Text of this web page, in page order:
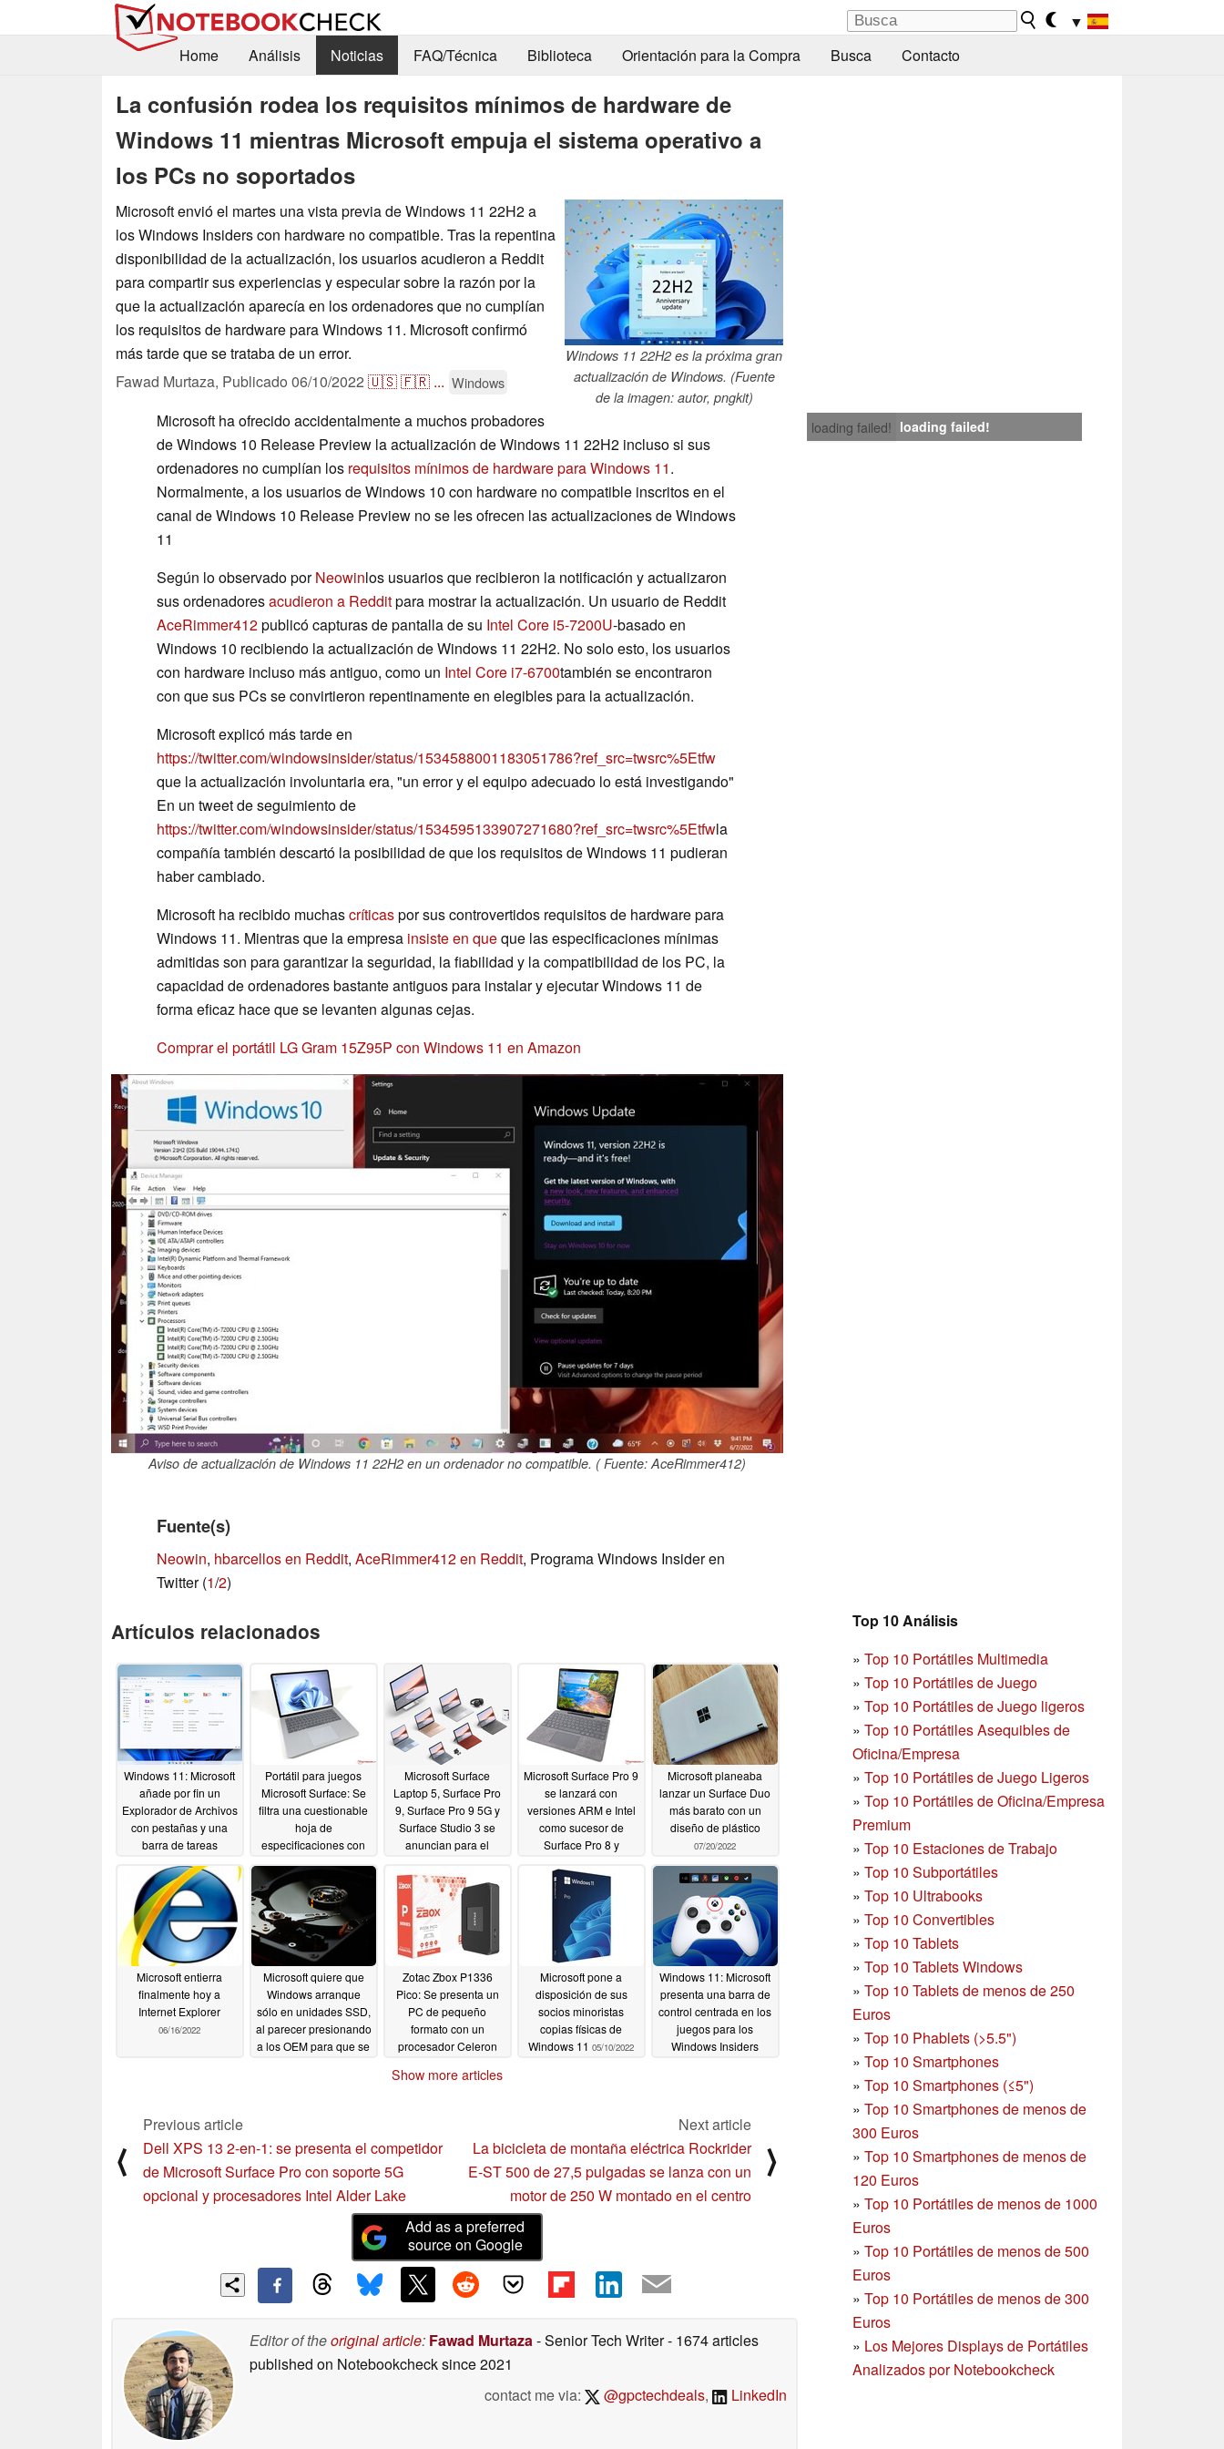
▼
Home
Análisis Noticias FAQ/Técnica Biblioteca Orientación para la Compra Busca Contacto
La confusión rodea los requisitos mínimos de hardware de
Windows 11 mientras Microsoft empuja el sistema operativo a
los PCs no soportados
Windows 11 22H2 es la próxima gran
actualización de Windows. (Fuente
de la imagen: autor, pngkit)
Microsoft envió el martes una vista previa de Windows 11 22H2 a
los Windows Insiders con hardware no compatible. Tras la repentina
disponibilidad de la actualización, los usuarios acudieron a Reddit
para compartir sus experiencias y especular sobre la razón por la
que la actualización aparecía en los ordenadores que no cumplían
los requisitos de hardware para Windows 11. Microsoft confirmó
más tarde que se trataba de un error.
Fawad Murtaza, Publicado 06/10/2022 🇺🇸🇫🇷 ... Windows
loading failed! loading failed!
Microsoft ha ofrecido accidentalmente a muchos probadores
de Windows 10 Release Preview la actualización de Windows 11 22H2 incluso si sus
ordenadores no cumplían los requisitos mínimos de hardware para Windows 11.
Normalmente, a los usuarios de Windows 10 con hardware no compatible inscritos en el
canal de Windows 10 Release Preview no se les ofrecen las actualizaciones de Windows
11
Según lo observado porNeowinlos usuarios que recibieron la notificación y actualizaron
sus ordenadoresacudieron a Redditpara mostrar la actualización. Un usuario de Reddit
AceRimmer412publicó capturas de pantalla de su Intel Core i5-7200U-basado en
Windows 10 recibiendo la actualización de Windows 11 22H2. No solo esto, los usuarios
con hardware incluso más antiguo, como un Intel Core i7-6700también se encontraron
con que sus PCs se convirtieron repentinamente en elegibles para la actualización.
Microsoft explicó más tarde en
https://twitter.com/windowsinsider/status/1534588001183051786?ref_src=twsrc%5Etfw
que la actualización involuntaria era, "un error y el equipo adecuado lo está investigando"
En un tweet de seguimiento de
https://twitter.com/windowsinsider/status/1534595133907271680?ref_src=twsrc%5Etfwla
compañía también descartó la posibilidad de que los requisitos de Windows 11 pudieran
haber cambiado.
Microsoft ha recibido muchascríticaspor sus controvertidos requisitos de hardware para
Windows 11. Mientras que la empresa insiste en queque las especificaciones mínimas
admitidas son para garantizar la seguridad, la fiabilidad y la compatibilidad de los PC, la
capacidad de ordenadores bastante antiguos para instalar y ejecutar Windows 11 de
forma eficaz hace que se levanten algunas cejas.
Comprar el portátil LG Gram 15Z95P con Windows 11 en Amazon
Aviso de actualización de Windows 11 22H2 en un ordenador no compatible. ( Fuente: AceRimmer412)
Fuente(s)
Neowin, hbarcellos en Reddit, AceRimmer412 en Reddit, Programa Windows Insider en
Twitter (1/2)
Top 10 Análisis
» Top 10 Portátiles Multimedia
» Top 10 Portátiles de Juego
» Top 10 Portátiles de Juego ligeros
» Top 10 Portátiles Asequibles de
Oficina/Empresa
» Top 10 Portátiles de Juego Ligeros
» Top 10 Portátiles de Oficina/Empresa
Premium
» Top 10 Estaciones de Trabajo
» Top 10 Subportátiles
» Top 10 Ultrabooks
» Top 10 Convertibles
» Top 10 Tablets
» Top 10 Tablets Windows
» Top 10 Tablets de menos de 250
Euros
» Top 10 Phablets (>5.5")
» Top 10 Smartphones
» Top 10 Smartphones (≤5")
» Top 10 Smartphones de menos de
300 Euros
» Top 10 Smartphonesde menos de
120 Euros
» Top 10 Portátiles de menos de 1000
Euros
» Top 10 Portátiles de menos de 500
Euros
» Top 10 Portátiles de menos de 300
Euros
» Los Mejores Displays de Portátiles
Analizados por Notebookcheck
Artículos relacionados
Windows 11: Microsoft
añade por fin un
Explorador de Archivos
con pestañas y una
barra de tareas
cambios10/20/2022
Portátil para juegos
Microsoft Surface: Se
filtra una cuestionable
hoja de
especificaciones con
NVIDIA GeForce RTX
3070 Ti09/13/2022
Microsoft Surface
Laptop 5, Surface Pro
9, Surface Pro 9 5G y
Surface Studio 3 se
anuncian para el
otoño09/06/2022
Microsoft Surface Pro 9
se lanzará con
versiones ARM e Intel
como sucesor de
Surface Pro 8 y
Microsoft planeaba
lanzar un Surface Duo
más barato con un
diseño de plástico
07/20/2022
Microsoft entierra
finalmente hoy a
Internet Explorer
06/16/2022
Microsoft quiere que
Windows arranque
sólo en unidades SSD,
al parecer presionando
a los OEM para que se
Zotac Zbox P1336
Pico: Se presenta un
PC de pequeño
formato con un
procesador Celeron
soporte para doble
Microsoft pone a
disposición de sus
socios minoristas
copias físicas de
Windows 11 05/10/2022
Windows 11: Microsoft
presenta una barra de
control centrada en los
juegos para los
Windows Insiders
Show more articles
⟨
Previous article
Dell XPS 13 2-en-1: se presenta el competidor
de Microsoft Surface Pro con soporte 5G
opcional y procesadores Intel Alder Lake
Next article
La bicicleta de montaña eléctrica Rockrider
E-ST 500 de 27,5 pulgadas se lanza con un
motor de 250 W montado en el centro
⟩
Add as a preferred
source on Google
Editor of theoriginal article: Fawad Murtaza- Senior Tech Writer- 1674 articles
published on Notebookchecksince 2021
contact me via:
@gpctechdeals, LinkedIn